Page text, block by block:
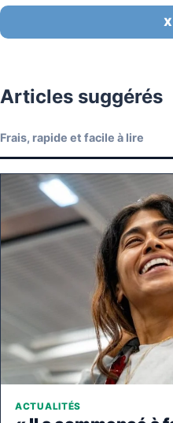
X
Articles suggérés
Frais, rapide et facile à lire
ACTUALITÉS